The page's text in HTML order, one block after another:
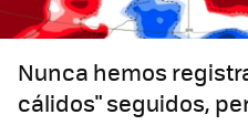
Nunca hemos
cálidos" seguidos,